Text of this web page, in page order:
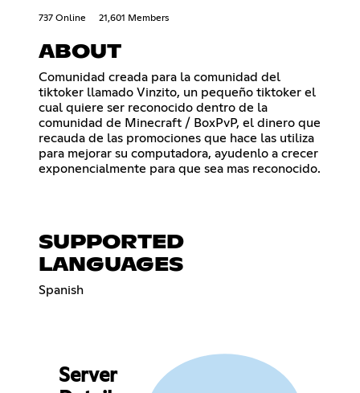
737 Online 21,601 Members
ABOUT
Comunidad creada para la comunidad del
tiktoker llamado Vinzito, un pequeño tiktoker el
cual quiere ser reconocido dentro de la
comunidad de Minecraft / BoxPvP, el dinero que
recauda de las promociones que hace las utiliza
para mejorar su computadora, ayudenlo a crecer
exponencialmente para que sea mas reconocido.
SUPPORTED
LANGUAGES
Spanish
Server